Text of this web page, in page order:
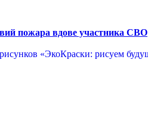
пожара вдове участника СВО